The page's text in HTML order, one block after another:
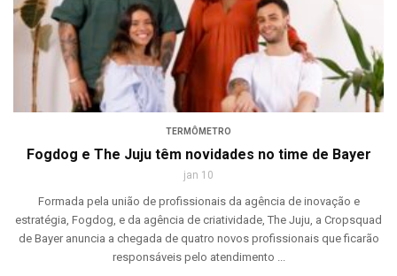
TERMÔMETRO
Fogdog e The Juju têm novidades no time de Bayer
jan 10
Formada pela união de profissionais da agência de inovação e
estratégia, Fogdog, e da agência de criatividade, The Juju, a Cropsquad
de Bayer anuncia a chegada de quatro novos profissionais que ficarão
responsáveis pelo atendimento ...